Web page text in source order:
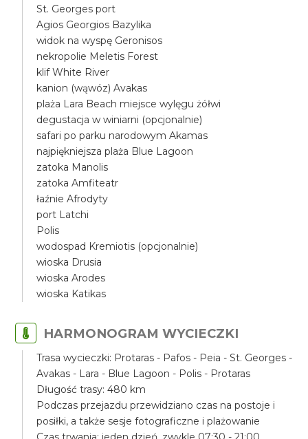
St. Georges port
Agios Georgios Bazylika
widok na wyspę Geronisos
nekropolie Meletis Forest
klif White River
kanion (wąwóz) Avakas
plaża Lara Beach miejsce wylęgu żółwi
degustacja w winiarni (opcjonalnie)
safari po parku narodowym Akamas
najpiękniejsza plaża Blue Lagoon
zatoka Manolis
zatoka Amfiteatr
łaźnie Afrodyty
port Latchi
Polis
wodospad Kremiotis (opcjonalnie)
wioska Drusia
wioska Arodes
wioska Katikas
HARMONOGRAM WYCIECZKI
Trasa wycieczki: Protaras - Pafos - Peia - St. Georges -
Avakas - Lara - Blue Lagoon - Polis - Protaras
Długość trasy: 480 km
Podczas przejazdu przewidziano czas na postoje i
posiłki, a także sesje fotograficzne i plażowanie